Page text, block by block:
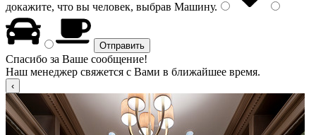
докажите, что вы человек, выбрав Машину.
Спасибо за Ваше сообщение!
Наш менеджер свяжется с Вами в ближайшее время.